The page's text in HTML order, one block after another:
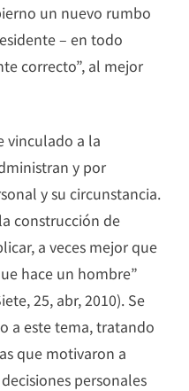
un nuevo rumbo
– en todo
correcto”, al mejor
vinculado a la
y por
y su circunstancia.
construcción de
a veces mejor que
hace un hombre”
25, abr, 2010). Se
a este tema, tratando
que motivaron a
personales